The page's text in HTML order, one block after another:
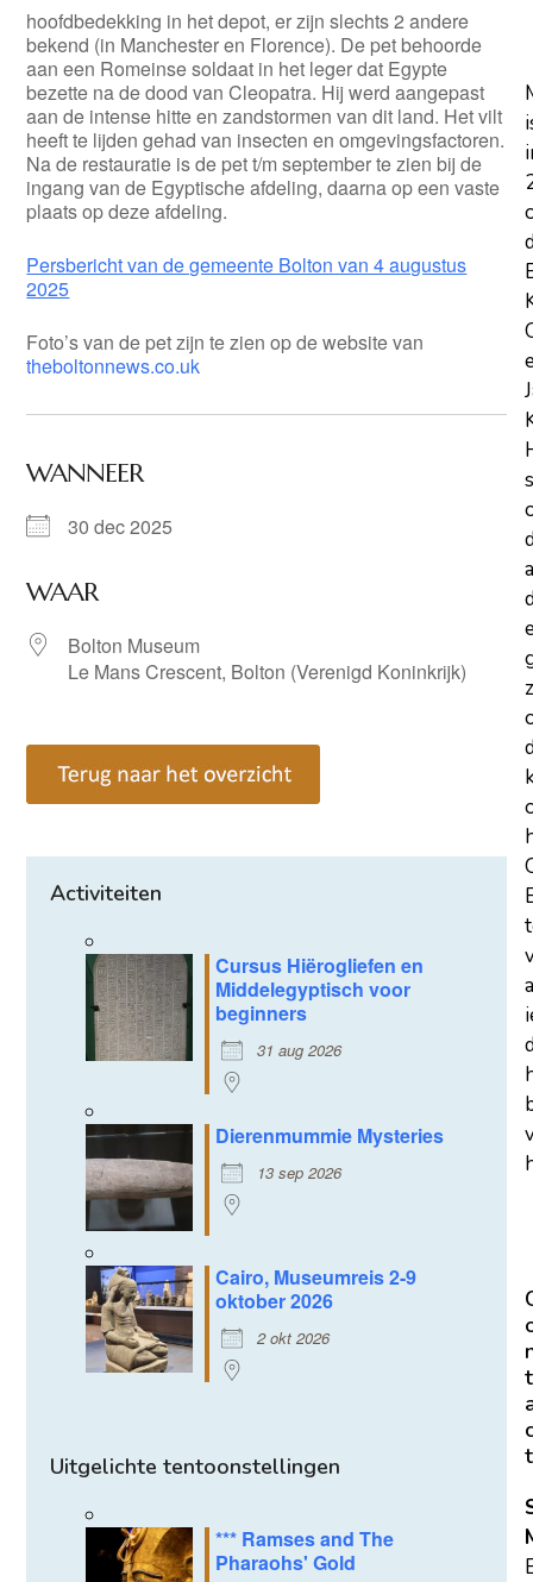
hoofdbedekking in het depot, er zijn slechts 2 andere
bekend (in Manchester en Florence). De pet behoorde
aan een Romeinse soldaat in het leger dat Egypte
bezette na de dood van Cleopatra. Hij werd aangepast
aan de intense hitte en zandstormen van dit land. Het vilt
heeft te lijden gehad van insecten en omgevingsfactoren.
Na de restauratie is de pet t/m september te zien bij de
ingang van de Egyptische afdeling, daarna op een vaste
plaats op deze afdeling.
Persbericht van de gemeente Bolton van 4 augustus
2025
Foto’s van de pet zijn te zien op de website van
theboltonnews.co.uk
WANNEER
30 dec 2025
WAAR
Bolton Museum
Le Mans Crescent, Bolton (Verenigd Koninkrijk)
Activiteiten
Cursus Hiërogliefen en
Middelegyptisch voor
beginners
31 aug 2026
Dierenmummie Mysteries
13 sep 2026
Cairo, Museumreis 2-9
oktober 2026
2 okt 2026
Uitgelichte tentoonstellingen
*** Ramses and The
Pharaohs' Gold
t
t